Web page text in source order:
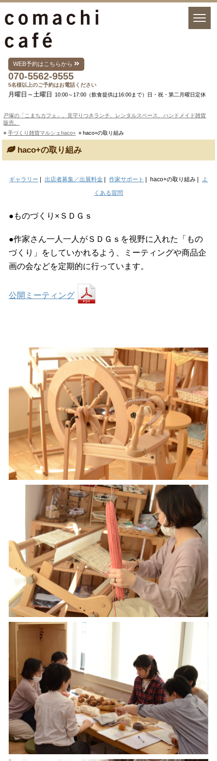
WEB予約はこちらから
070-5562-9555
5名様以上のご予約はお電話ください
月曜日～土曜日 10:00～17:00（飲食提供は16:00まで）日・祝・第二月曜日定休
戸塚の「こまちカフェ」。見守りつきランチ、レンタルスペース、ハンドメイド雑貨
販売。
»手づくり雑貨マルシェhaco+ » haco+の取り組み
haco+の取り組み
ギャラリー 出店者募集／出展料金 作家サポート haco+の取り組み |
よ
くある質問
●ものづくり×ＳＤＧｓ
●作家さん一人一人がＳＤＧｓを視野に入れた「もの
づくり」をしていかれるよう、ミーティングや商品企
画の会などを定期的に行っています。
公開ミーティング